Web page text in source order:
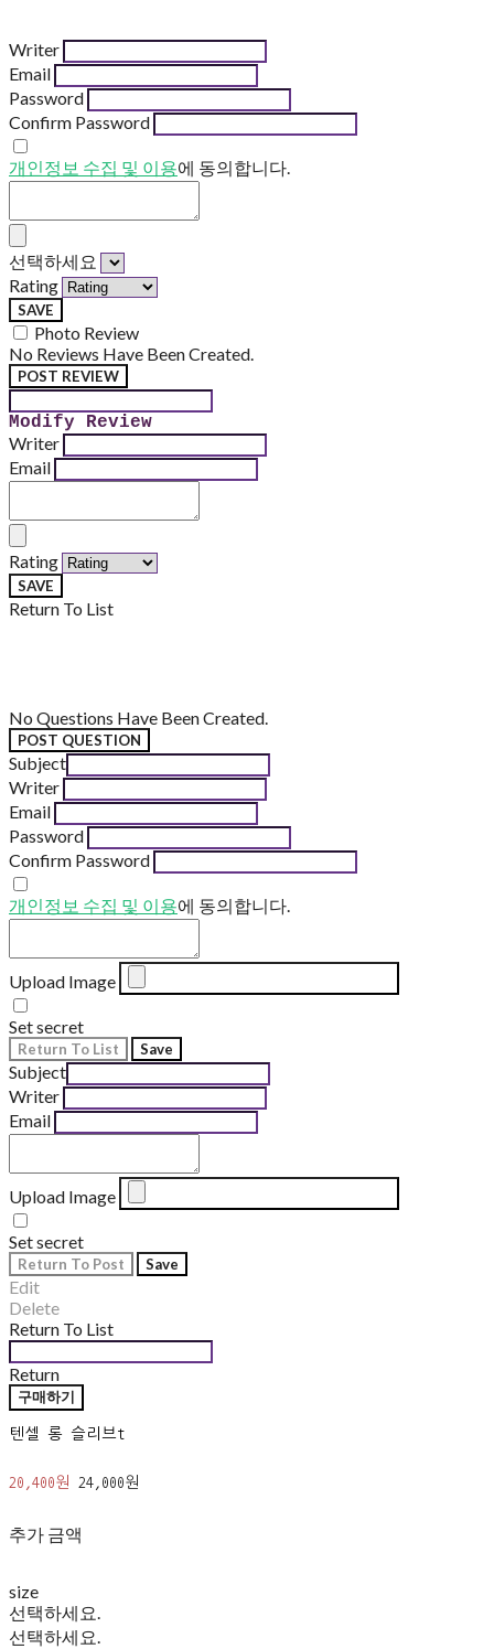
Writer
Email
Password
Confirm Password
개인정보 수집 및 이용에 동의합니다.
선택하세요
Rating
SAVE
Photo Review
No Reviews Have Been Created.
POST REVIEW
Modify Review
Writer
Email
Rating
SAVE
Return To List
No Questions Have Been Created.
POST QUESTION
Subject
Writer
Email
Password
Confirm Password
개인정보 수집 및 이용에 동의합니다.
Upload Image
Set secret
Return To List Save
Subject
Writer
Email
Upload Image
Set secret
Return To Post Save
Edit
Delete
Return To List
Return
구매하기
텐셀 롱 슬리브t
20,400원 24,000원
추가 금액
size
선택하세요.
선택하세요.